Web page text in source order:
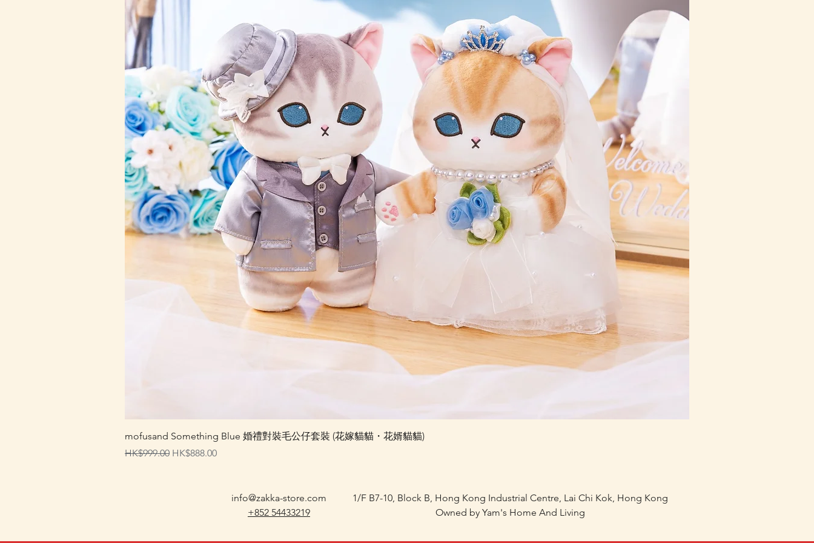
快速瀏覽
mofusand Something Blue 婚禮對裝毛公仔套裝 (花嫁貓貓・花婿貓貓)
一般價格
HK$999.00 促銷價格
HK$888.00
info@zakka-store.com
+852 54433219
1/F B7-10, Block B, Hong Kong Industrial Centre, Lai Chi Kok, Hong Kong
Owned by Yam's Home And Living